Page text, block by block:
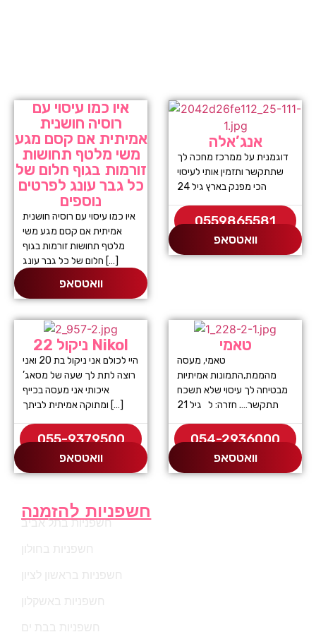
איו כמו עיסוי עם
רוסיה חושנית
אמיתית אם קסם מגע
משי מלטף תחושות
זורמות בגוף חלום של
כל גבר עונג לפרטים
נוספים
איו כמו עיסוי עם רוסיה חושנית
אמיתית אם קסם מגע משי
מלטף תחושות זורמות בגוף
חלום של כל גבר עונג […]
וואטסאפ
אנג’אלה
דוגמנית על ממרכז מחכה לך
שתתקשר ותזמין אותי לעיסוי
הכי מפנק בארץ גיל 24
0559865581
וואטסאפ
ניקול 22 Nikol
היי לכולם אני ניקול בת 20 ואני
רוצה לתת לך שעה של מסאג’
איכותי אני מעסה בכייף
ומתוקה אמיתית לביתך […]
055-9379500
וואטסאפ
טאמי
טאמי, מעסה
מהממת,התמונות אמיתיות
מבטיחה לך עיסוי שלא תשכח
054-2936000
וואטסאפ
חשפניות להזמנה
חשפניות בתל אביב
חשפניות בחולון
חשפניות בראשון לציון
חשפניות באשקלון
חשפניות בבת ים